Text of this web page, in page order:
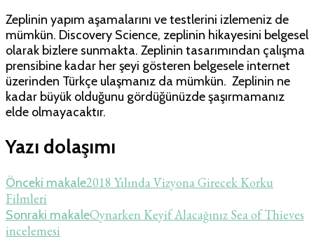
Zeplinin yapım aşamalarını ve testlerini izlemeniz de
mümkün. Discovery Science, zeplinin hikayesini belgesel
olarak bizlere sunmakta. Zeplinin tasarımından çalışma
prensibine kadar her şeyi gösteren belgesele internet
üzerinden Türkçe ulaşmanız da mümkün. Zeplinin ne
kadar büyük olduğunu gördüğünüzde şaşırmamanız
elde olmayacaktır.
Yazı dolaşımı
Önceki makale2018 Yılında Vizyona Girecek Korku
Filmleri
Sonraki makaleOynarken Keyif Alacağınız Sea of Thieves
incelemesi